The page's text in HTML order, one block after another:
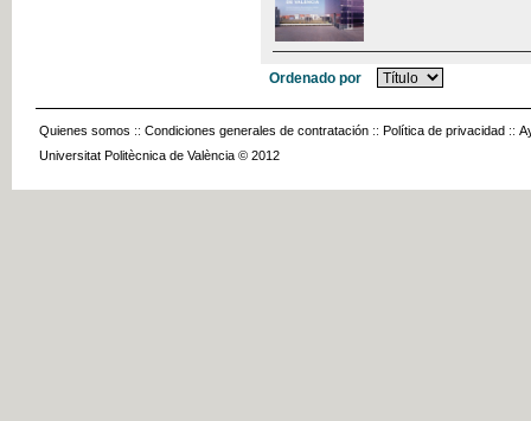
Ordenado por
Quienes somos :: Condiciones generales de contratación :: Política de privacidad ::
Universitat Politècnica de València © 2012